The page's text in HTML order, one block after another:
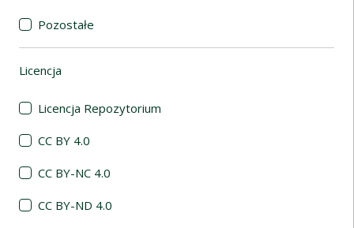
Pozostałe
Licencja
Licencja Repozytorium
CC BY 4.0
CC BY-NC 4.0
CC BY-ND 4.0